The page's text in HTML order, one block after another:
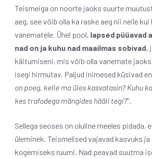
Teismeiga on noorte jaoks suurte
aeg, see võib olla ka raske aeg nii neile kui
vanematele. Ühel pool, lapsed püüavad
nad on ja kuhu nad maailmas sobivad,
käitumiseni, mis võib olla vanemate
isegi hirmutav. Paljud inimesed küsivad
on poeg, kelle ma üles kasvatasin? Kuhu
kes trafodega mängides hääli tegi?“.
Sellega seoses on oluline meeles pidada,
üleminek. Teismelised vajavad kasvuks
kogemiseks ruumi. Nad peavad suutma